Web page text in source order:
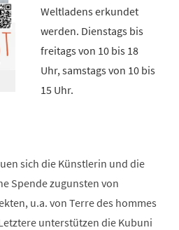
Weltladens erkundet
werden. Dienstags bis
freitags von 10 bis 18
Uhr, samstags von 10 bis
15 Uhr.
sich die Künstlerin und die
Spende zugunsten von
u.a. von Terre des hommes
unterstützen die Kubuni